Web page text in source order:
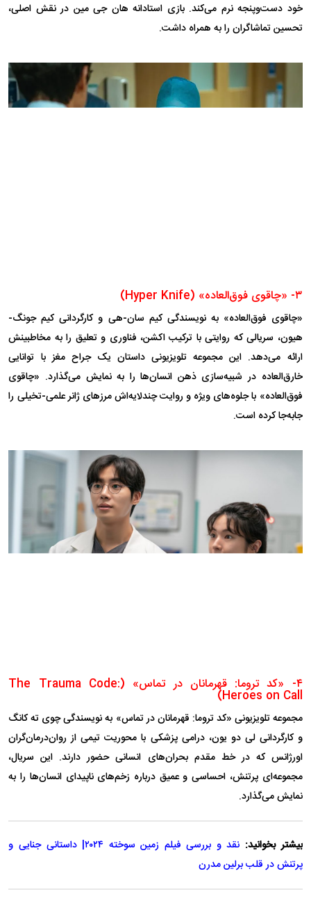
خود دست‌وپنجه نرم می‌کند. بازی استادانه هان جی مین در نقش اصلی،
تحسین تماشاگران را به همراه داشت.
۳- «چاقوی فوق‌العاده» (Hyper Knife)
«چاقوی فوق‌العاده» به نویسندگی کیم سان-هی و کارگردانی کیم جونگ-
هیون، سریالی که روایتی با ترکیب اکشن، فناوری و تعلیق را به مخاطبینش
ارائه می‌دهد. این مجموعه تلویزیونی داستان یک جراح مغز با توانایی
خارق‌العاده در شبیه‌سازی ذهن انسان‌ها را به نمایش می‌گذارد. «چاقوی
فوق‌العاده» با جلوه‌های ویژه و روایت چندلایه‌اش مرز‌های ژانر علمی-تخیلی را
جابه‌جا کرده است.
۴- «کد تروما: قهرمانان در تماس» (The Trauma Code:
Heroes on Call)
مجموعه تلویزیونی «کد تروما: قهرمانان در تماس» به نویسندگی چوی ته کانگ
و کارگردانی لی دو یون، درامی پزشکی با محوریت تیمی از روان‌درمان‌گران
اورژانس که در خط مقدم بحران‌های انسانی حضور دارند. این سریال،
مجموعه‌ای پرتنش، احساسی و عمیق درباره زخم‌های ناپیدای انسان‌ها را به
نمایش می‌گذارد.
بیشتر بخوانید:
نقد و بررسی فیلم زمین سوخته ۲۰۲۴| داستانی جنایی و
پرتنش در قلب برلین مدرن